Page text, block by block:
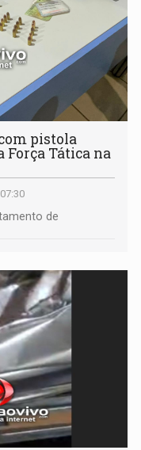
pistola
Força Tática na
de